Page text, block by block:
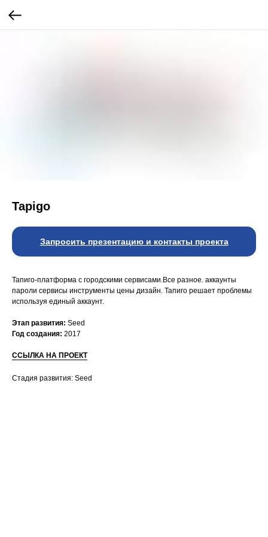
Tapigo
Запросить презентацию и контакты проекта
Тапиго-платформа с городскими сервисами.Все разное. аккаунты
пароли сервисы инструменты цены дизайн. Тапиго решает проблемы
используя единый аккаунт.
Этап развития: Seed
Год создания: 2017
ССЫЛКА НА ПРОЕКТ
Стадия развития: Seed